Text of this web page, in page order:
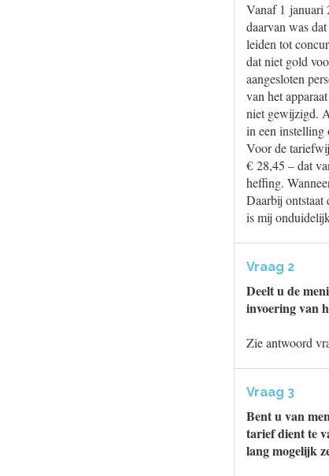
Vanaf 1 januari
daarvan was
leiden tot
dat niet gold
aangesloten
van het
niet gewijzigd.
in een instelling
Voor de
€ 28,45 – dat
heffing.
Daarbij
is mij
Vraag 2
Deelt u de
invoering van
Zie antwoord
Vraag 3
Bent u van
tarief dient te
lang mogelijk